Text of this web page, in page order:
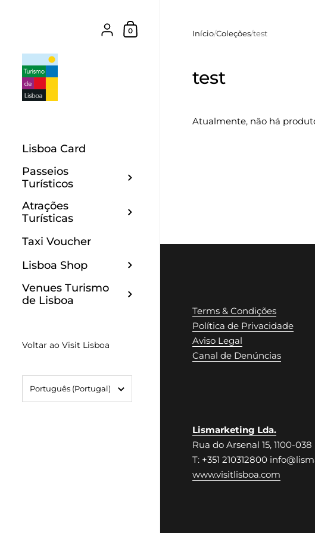
{"title"=>"Conta", "addresses"=>"Endereços",
Carrinho de Compras
0
Lisboa Card
Passeios
Turísticos
Atrações
Turísticas
Taxi Voucher
Lisboa Shop
Venues Turismo
de Lisboa
Voltar ao Visit Lisboa
Idioma
Português (portugal)
Início/Coleções/test
test
Atualmente, não há
Terms & Condições
Política de Privacidade
Aviso Legal
Canal de Denúncias
Lismarketing Lda.
Rua do Arsenal 15, 1100-
T: +351 210312800
www.visitlisboa.com